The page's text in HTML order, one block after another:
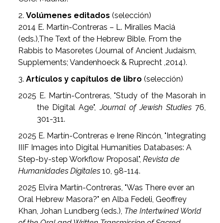
2.Volúmenes editados (selección)
2014 E. Martín-Contreras – L. Miralles Maciá
(eds.),The Text of the Hebrew Bible. From the
Rabbis to Masoretes (Journal of Ancient Judaism,
Supplements; Vandenhoeck & Ruprecht ,2014).
3.Artículos y capítulos de libro(selección)
2025 E. Martín-Contreras, "Study of the Masorah in
the Digital Age",Journal of Jewish Studies 76,
301-311.
2025 E. Martín-Contreras e Irene Rincón, "Integrating
IIIF Images into Digital Humanities Databases: A
Step-by-step Workflow Proposal",Revista de
Humanidades Digitales 10, 98-114.
2025 Elvira Martín-Contreras, "Was There ever an
Oral Hebrew Masora?" en Alba Fedeli, Geoffrey
Khan, Johan Lundberg (eds.), The Intertwined World